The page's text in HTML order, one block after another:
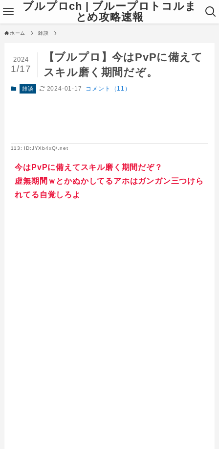
ブルプロch | ブループロトコルま
とめ攻略速報
ホーム 雑談
【ブルプロ】今はPvPに備えて
スキル磨く期間だぞ。
2024
1/17
雑談 2024-01-17 コメント（11）
113: ID:JYXb4xQ/.net
今はPvPに備えてスキル磨く期間だぞ？
虚無期間ｗとかぬかしてるアホはガンガン三つけら
れてる自覚しろよ